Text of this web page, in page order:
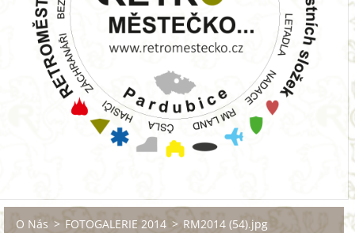
O Nás > FOTOGALERIE 2014 > RM2014 (54).jpg